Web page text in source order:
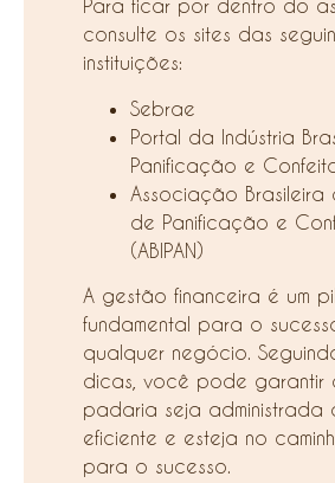
Para ficar por dentro do
consulte os sites das
instituições:
Sebrae
Portal da Indústria
Panificação e
Associação Brasileira
de Panificação e
(ABIPAN)
A gestão financeira é um
fundamental para o
qualquer negócio.
dicas, você pode garantir
padaria seja administrada
eficiente e esteja no
para o sucesso.